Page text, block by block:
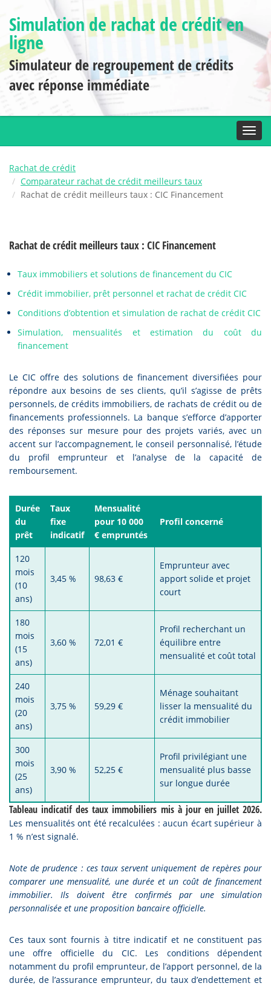
Simulation de rachat de crédit en
ligne
Simulateur de regroupement de crédits
avec réponse immédiate
Rachat de crédit
Comparateur rachat de crédit meilleurs taux
Rachat de crédit meilleurs taux : CIC Financement
Rachat de crédit meilleurs taux : CIC Financement
Taux immobiliers et solutions de financement du CIC
Crédit immobilier, prêt personnel et rachat de crédit CIC
Conditions d’obtention et simulation de rachat de crédit CIC
Simulation, mensualités et estimation du coût du
financement
Le CIC offre des solutions de financement diversifiées pour
répondre aux besoins de ses clients, qu’il s’agisse de prêts
personnels, de crédits immobiliers, de rachats de crédit ou de
financements professionnels. La banque s’efforce d’apporter
des réponses sur mesure pour des projets variés, avec un
accent sur l’accompagnement, le conseil personnalisé, l’étude
du profil emprunteur et l’analyse de la capacité de
remboursement.
Durée
du
prêt
Taux
fixe
indicatif
Mensualité
pour 10 000
€ empruntés
Profil concerné
120
mois
(10
ans)
3,45 % 98,63 €
Emprunteur avec
apport solide et projet
court
180
mois
(15
ans)
3,60 % 72,01 €
Profil recherchant un
équilibre entre
mensualité et coût total
240
mois
(20
ans)
3,75 % 59,29 €
Ménage souhaitant
lisser la mensualité du
crédit immobilier
300
mois
(25
ans)
3,90 % 52,25 €
Profil privilégiant une
mensualité plus basse
sur longue durée
Tableau indicatif des taux immobiliers mis à jour en juillet 2026.
Les mensualités ont été recalculées : aucun écart supérieur à
1 % n’est signalé.
Note de prudence : ces taux servent uniquement de repères pour
comparer une mensualité, une durée et un coût de financement
immobilier. Ils doivent être confirmés par une simulation
personnalisée et une proposition bancaire officielle.
Ces taux sont fournis à titre indicatif et ne constituent pas
une offre officielle du CIC. Les conditions dépendent
notamment du profil emprunteur, de l’apport personnel, de la
durée, de l’assurance emprunteur, du taux d’endettement et